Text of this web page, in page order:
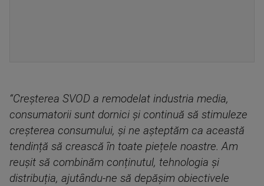
“Creșterea SVOD a remodelat industria media,
consumatorii sunt dornici și continuă să stimuleze
creșterea consumului, și ne așteptăm ca această
tendință să crească în toate piețele noastre. Am
reușit să combinăm conținutul, tehnologia și
distribuția, ajutându-ne să depășim obiectivele